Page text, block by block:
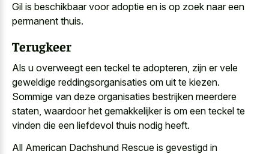
Gil is beschikbaar voor adoptie en is op zoek naar een
permanent thuis.
Terugkeer
Als u overweegt een teckel te adopteren, zijn er vele
geweldige reddingsorganisaties om uit te kiezen.
Sommige van deze organisaties bestrijken meerdere
staten, waardoor het gemakkelijker is om een teckel te
vinden die een liefdevol thuis nodig heeft.
All American Dachshund Rescue is gevestigd in